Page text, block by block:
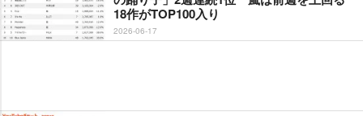
18作がTOP100入り
2026-06-17